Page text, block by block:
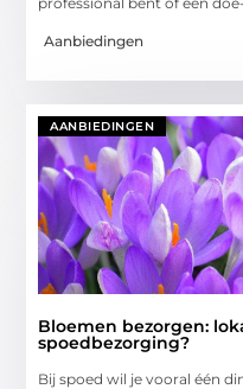
Aanbiedingen
AANBIEDINGEN
Bloemen bezorgen:
spoedbezorging?
Bij spoed wil je vooral één